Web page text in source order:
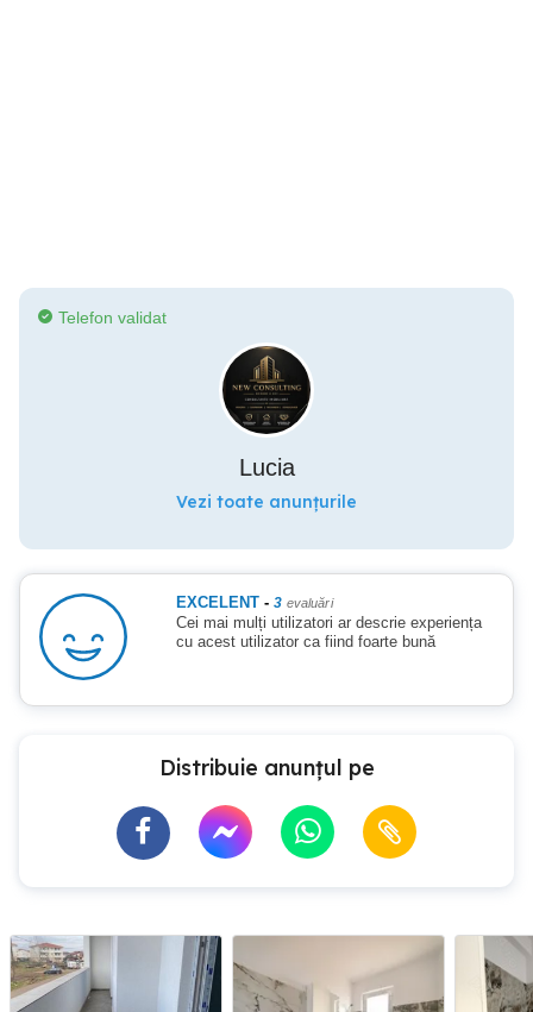
Telefon validat
Lucia
Vezi toate anunțurile
EXCELENT - 3 evaluări
Cei mai mulți utilizatori ar descrie experiența
cu acest utilizator ca fiind foarte bună
Distribuie anunțul pe